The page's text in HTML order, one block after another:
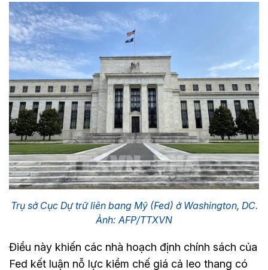
Trụ sở Cục Dự trữ liên bang Mỹ (Fed) ở Washington, DC.
Ảnh: AFP/TTXVN
Điều này khiến các nhà hoạch định chính sách của
Fed kết luận nỗ lực kiềm chế giá cả leo thang có